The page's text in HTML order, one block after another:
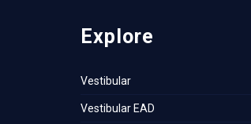
Explore
Vestibular
Vestibular EAD